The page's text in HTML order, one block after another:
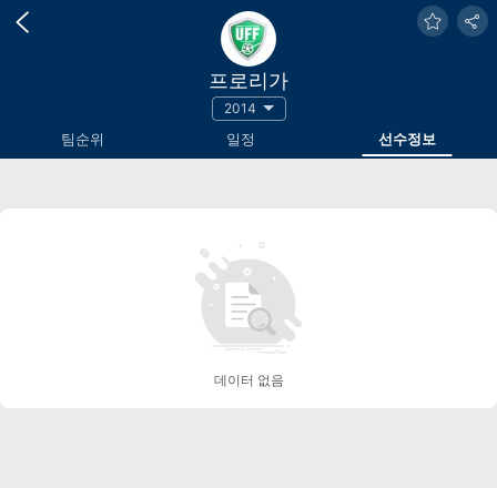
프로리가
2014
팀순위 일정 선수정보
데이터 없음